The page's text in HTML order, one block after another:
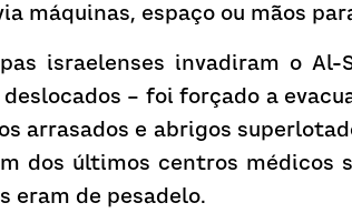
máquinas, espaço ou mãos
israelenses invadiram o
– foi forçado a
arrasados e abrigos
dos últimos centros médicos
eram de pesadelo.